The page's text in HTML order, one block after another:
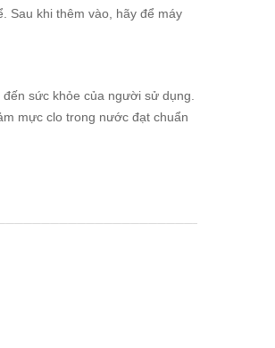
Sau khi thêm vào, hãy để máy
sức khỏe của người sử dụng.
mực clo trong nước đạt chuẩn